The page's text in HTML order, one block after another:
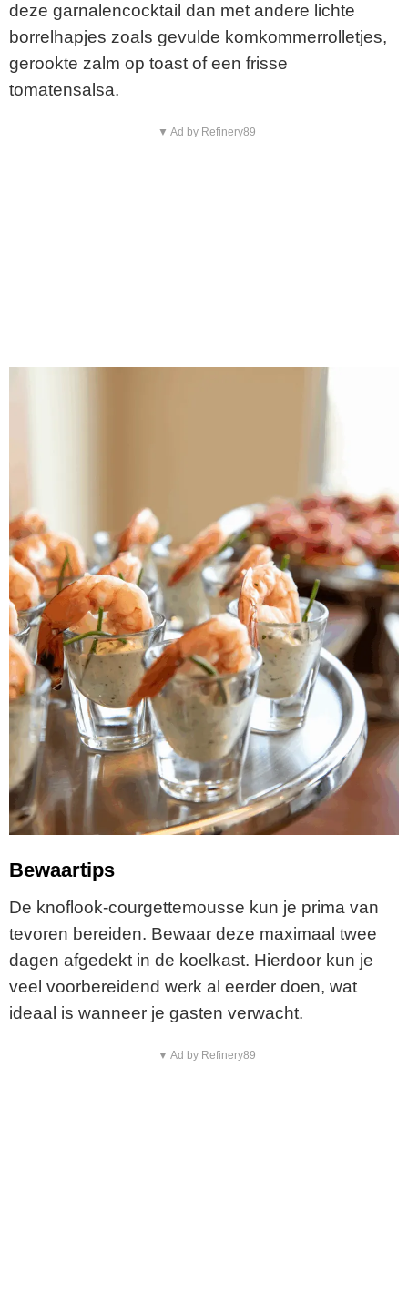
deze garnalencocktail dan met andere lichte
borrelhapjes zoals gevulde komkommerrolletjes,
gerookte zalm op toast of een frisse
tomatensalsa.
▼ Ad by Refinery89
Bewaartips
De knoflook-courgettemousse kun je prima van
tevoren bereiden. Bewaar deze maximaal twee
dagen afgedekt in de koelkast. Hierdoor kun je
veel voorbereidend werk al eerder doen, wat
ideaal is wanneer je gasten verwacht.
▼ Ad by Refinery89